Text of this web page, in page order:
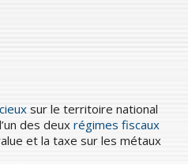
sur le territoire national
des deux régimes fiscaux
et la taxe sur les métaux